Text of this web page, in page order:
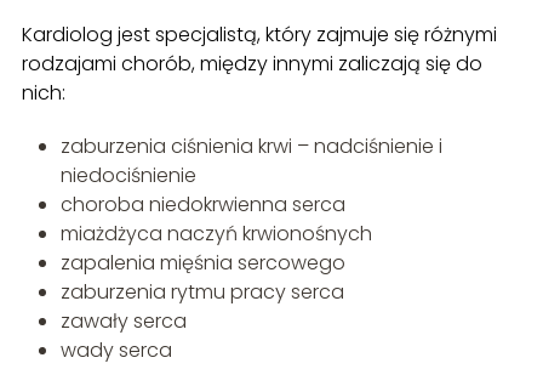
Kardiolog jest specjalistą, który zajmuje się różnymi
rodzajami chorób, między innymi zaliczają się do
nich:
zaburzenia ciśnienia krwi – nadciśnienie i
niedociśnienie
choroba niedokrwienna serca
miażdżyca naczyń krwionośnych
zapalenia mięśnia sercowego
zaburzenia rytmu pracy serca
zawały serca
wady serca